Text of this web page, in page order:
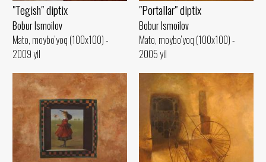
"Tegish" diptix
Bobur Ismoilov
Mato, moybo‘yoq (100x100) -
2009 yil
"Portallar" diptix
Bobur Ismoilov
Mato, moybo‘yoq (100x100) -
2005 yil